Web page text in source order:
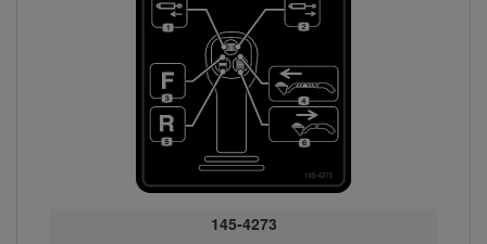
145-4273